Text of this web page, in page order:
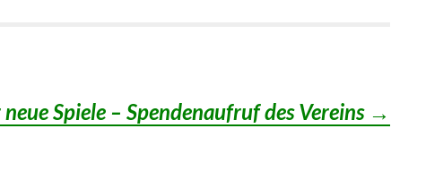
Spiele – Spendenaufruf des Vereins →